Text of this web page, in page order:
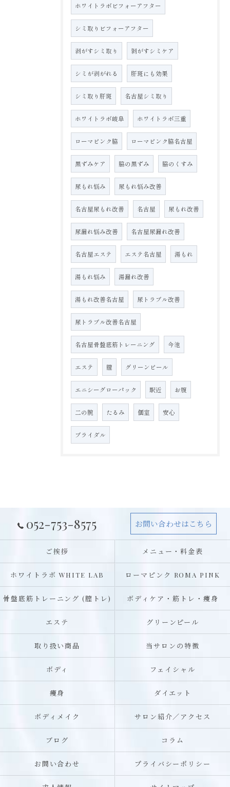
ホワイトラボビフォーアフター
シミ取りビフォーアフター
剥がすシミ取り 剝がすシミケア
シミが剥がれる 肝斑にも効果
シミ取り肝斑 名古屋シミ取り
ホワイトラボ岐阜 ホワイトラボ三重
ローマピンク脇 ローマピンク脇名古屋
黒ずみケア 脇の黒ずみ 脇のくすみ
尿もれ悩み 尿もれ悩み改善
名古屋尿もれ改善 名古屋 尿もれ改善
尿漏れ悩み改善 名古屋尿漏れ改善
名古屋エステ エステ名古屋 湯もれ
湯もれ悩み 湯漏れ改善
湯もれ改善名古屋 尿トラブル改善
尿トラブル改善名古屋
名古屋骨盤底筋トレーニング 今池
エステ 膣 グリーンピール
エニシーグローパック 駅近 お腹
二の腕 たるみ 個室 安心
ブライダル
052-753-8575 お問い合わせはこちら
ご挨拶 メニュー・料金表
ホワイトラボ WHITE LAB ローマピンク ROMA PINK
骨盤底筋トレーニング (膣トレ) ボディケア・筋トレ・痩身
エステ グリーンピール
取り扱い商品 当サロンの特徴
ボディ フェイシャル
痩身 ダイエット
ボディメイク サロン紹介／アクセス
ブログ コラム
お問い合わせ プライバシーポリシー